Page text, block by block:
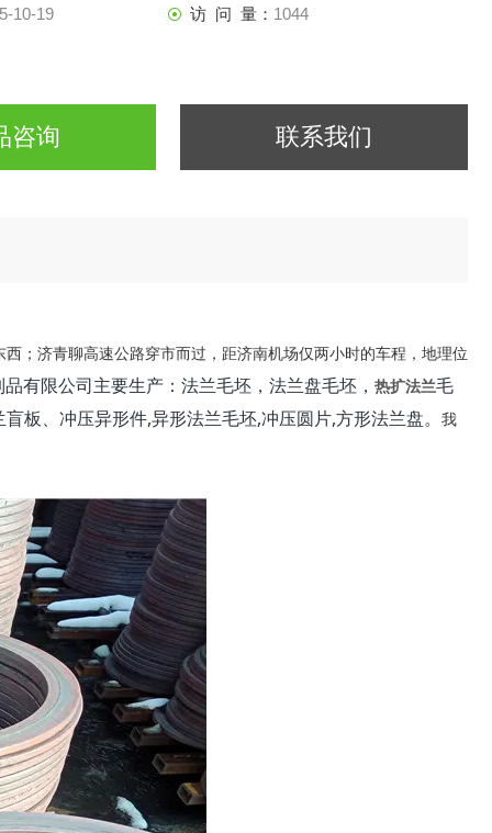
10-19 访 问 量： 1044
咨询 联系我们
；济青聊高速公路穿市而过，距济南机场仅两小时的车程，地理位
有限公司主要生产：法兰毛坯，法兰盘毛坯， 热扩法兰毛
板、冲压异形件,异形法兰毛坯,冲压圆片,方形法兰盘。
我